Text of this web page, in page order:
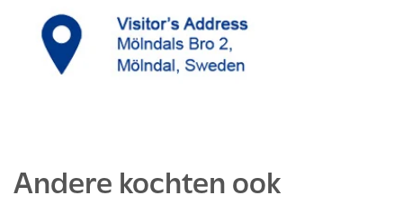
Andere kochten ook